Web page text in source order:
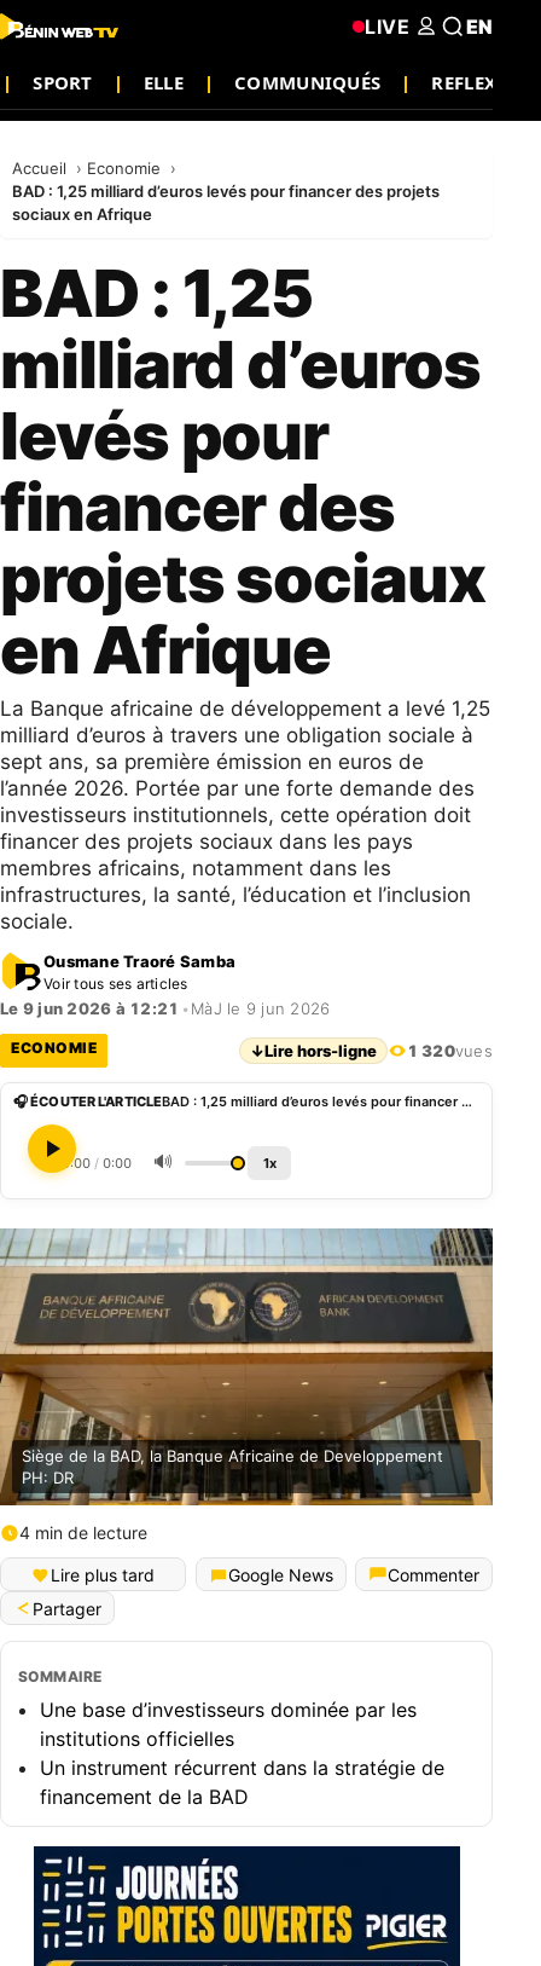
SPORT ELLE COMMUNIQUÉS
LIVE EN
Accueil
Economie
BAD : 1,25 milliard d’euros levés pour financer des projets
sociaux en Afrique
BAD : 1,25
milliard d’euros
levés pour
financer des
projets sociaux
en Afrique
La Banque africaine de développement a levé 1,25
milliard d’euros à travers une obligation sociale à
sept ans, sa première émission en euros de
l’année 2026. Portée par une forte demande des
investisseurs institutionnels, cette opération doit
financer des projets sociaux dans les pays
membres africains, notamment dans les
infrastructures, la santé, l’éducation et l’inclusion
sociale.
Ousmane Traoré Samba
Voir tous ses articles
Le 9 jun 2026 à 12:21 • MàJ le 9 jun 2026
ECONOMIE ↓Lire hors-ligne 1 320vues
🎧 ÉCOUTER L'ARTICLE BAD : 1,25 milliard d’euros levés pour financer des projets sociaux en Afrique
0:00 / 0:00 🔊 1x
Siège de la BAD, la Banque Africaine de Developpement
PH: DR
4 min de lecture
Lire plus tard Google News
Commenter
Partager
SOMMAIRE
Une base d’investisseurs dominée par les
institutions officielles
Un instrument récurrent dans la stratégie de
financement de la BAD